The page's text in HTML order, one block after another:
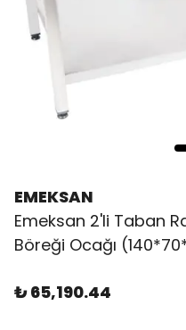
EMEKSAN
Emeksan 2'li Taban
Böreği Ocağı
₺ 65,190.44